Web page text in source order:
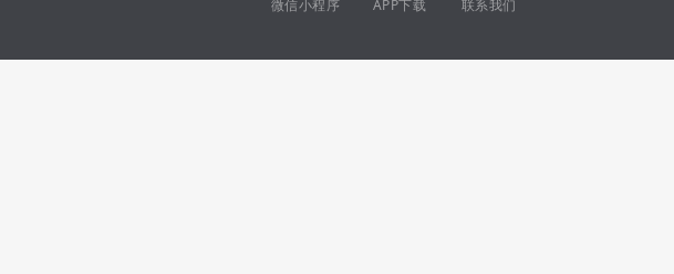
微信小程序
APP下载 联系我们